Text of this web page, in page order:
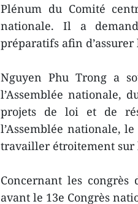
Plénum du Comité
nationale. Il a
préparatifs afin d’assurer
Nguyen Phu Trong a
l’Assemblée nationale,
projets de loi et de
l’Assemblée nationale,
travailler étroitement sur
Concernant les
avant le 13e Congrès